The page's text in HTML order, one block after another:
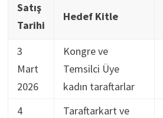
Satış
Tarihi
Hedef Kitle
3
Mart
2026
Kongre ve
Temsilci Üye
kadın taraftarlar
4
Taraftarkart ve